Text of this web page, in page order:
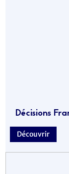
Décisions
Découvrir